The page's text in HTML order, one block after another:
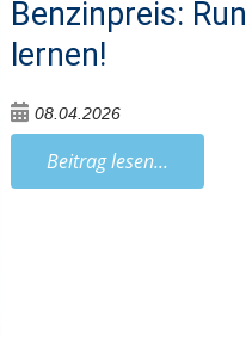
Benzinpreis:
lernen!
08.04.2026
Beitrag lesen...